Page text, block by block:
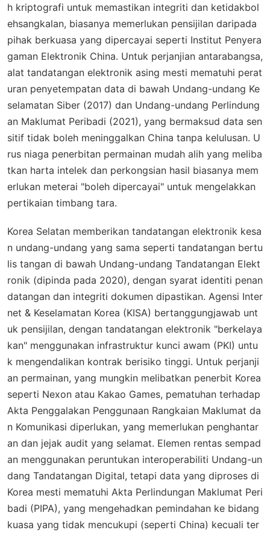
h kriptografi untuk memastikan integriti dan ketidakbol
ehsangkalan, biasanya memerlukan pensijilan daripada
pihak berkuasa yang dipercayai seperti Institut Penyera
gaman Elektronik China. Untuk perjanjian antarabangsa,
alat tandatangan elektronik asing mesti mematuhi perat
uran penyetempatan data di bawah Undang-undang Ke
selamatan Siber (2017) dan Undang-undang Perlindung
an Maklumat Peribadi (2021), yang bermaksud data sen
sitif tidak boleh meninggalkan China tanpa kelulusan. U
rus niaga penerbitan permainan mudah alih yang meliba
tkan harta intelek dan perkongsian hasil biasanya mem
erlukan meterai "boleh dipercayai" untuk mengelakkan
pertikaian timbang tara.
Korea Selatan memberikan tandatangan elektronik kesa
n undang-undang yang sama seperti tandatangan bertu
lis tangan di bawah Undang-undang Tandatangan Elekt
ronik (dipinda pada 2020), dengan syarat identiti penan
datangan dan integriti dokumen dipastikan. Agensi Inter
net & Keselamatan Korea (KISA) bertanggungjawab unt
uk pensijilan, dengan tandatangan elektronik "berkelaya
kan" menggunakan infrastruktur kunci awam (PKI) untu
k mengendalikan kontrak berisiko tinggi. Untuk perjanji
an permainan, yang mungkin melibatkan penerbit Korea
seperti Nexon atau Kakao Games, pematuhan terhadap
Akta Penggalakan Penggunaan Rangkaian Maklumat da
n Komunikasi diperlukan, yang memerlukan penghantar
an dan jejak audit yang selamat. Elemen rentas sempad
an menggunakan peruntukan interoperabiliti Undang-un
dang Tandatangan Digital, tetapi data yang diproses di
Korea mesti mematuhi Akta Perlindungan Maklumat Peri
badi (PIPA), yang mengehadkan pemindahan ke bidang
kuasa yang tidak mencukupi (seperti China) kecuali ter